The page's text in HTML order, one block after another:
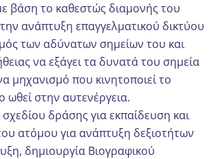
βάση το καθεστώς διαμονής του
ανάπτυξη επαγγελματικού δικτύου
των αδύνατων σημείων του και
να εξάγει τα δυνατά του σημεία
μηχανισμό που κινητοποιεί το
ωθεί στην αυτενέργεια.
δράσης για εκπαίδευση και
ατόμου για ανάπτυξη δεξιοτήτων
δημιουργία Βιογραφικού